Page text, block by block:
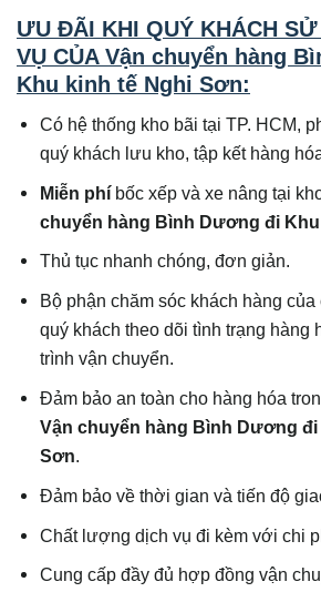
ƯU ĐÃI KHI QUÝ KHÁCH SỬ
VỤ CỦA Vận chuyển hàng
Khu kinh tế Nghi Sơn:
Có hệ thống kho bãi tại TP. HCM,
quý khách lưu kho, tập kết hàng
Miễn phí bốc xếp và xe nâng tại
chuyển hàng Bình Dương đi
Thủ tục nhanh chóng, đơn giản.
Bộ phận chăm sóc khách hàng
quý khách theo dõi tình trạng hàng
trình vận chuyển.
Đảm bảo an toàn cho hàng hóa
Vận chuyển hàng Bình Dương
Sơn.
Đảm bảo về thời gian và tiến độ
Chất lượng dịch vụ đi kèm với chi
Cung cấp đầy đủ hợp đồng vận